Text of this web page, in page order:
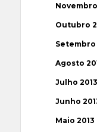
Outubro
Setembro
Agosto
Julho 2013
Junho
Maio 2013